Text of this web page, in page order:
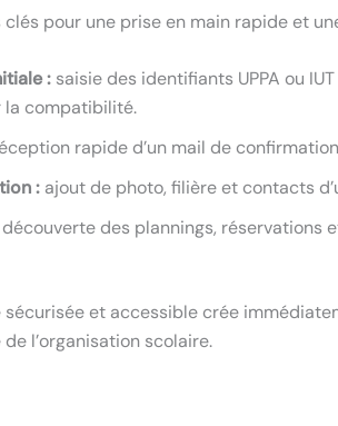
pour une prise en main rapide et
: saisie des identifiants UPPA ou
la compatibilité.
rapide d’un mail de
: ajout de photo, filière et contacts
découverte des plannings, réservations
et accessible crée
l’organisation scolaire.